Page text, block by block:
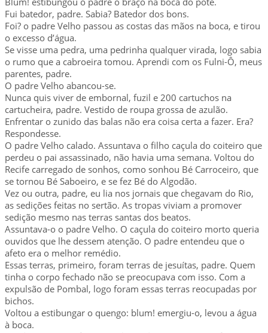
Fui batedor, padre. Sabia? Batedor dos bons.
Foi? o padre Velho passou as costas das mãos na boca, e tirou
o excesso d’água.
Se visse uma pedra, uma pedrinha qualquer virada, logo sabia
o rumo que a cabroeira tomou. Aprendi com os Fulni-Ô, meus
parentes, padre.
O padre Velho abancou-se.
Nunca quis viver de embornal, fuzil e 200 cartuchos na
cartucheira, padre. Vestido de roupa grossa de azulão.
Enfrentar o zunido das balas não era coisa certa a fazer. Era?
Respondesse.
O padre Velho calado. Assuntava o filho caçula do coiteiro que
perdeu o pai assassinado, não havia uma semana. Voltou do
Recife carregado de sonhos, como sonhou Bé Carroceiro, que
se tornou Bé Saboeiro, e se fez Bé do Algodão.
Vez ou outra, padre, eu lia nos jornais que chegavam do Rio,
as sedições feitas no sertão. As tropas viviam a promover
sedição mesmo nas terras santas dos beatos.
Assuntava-o o padre Velho. O caçula do coiteiro morto queria
ouvidos que lhe dessem atenção. O padre entendeu que o
afeto era o melhor remédio.
Essas terras, primeiro, foram terras de jesuítas, padre. Quem
tinha o corpo fechado não se preocupava com isso. Com a
expulsão de Pombal, logo foram essas terras reocupadas por
bichos.
Voltou a estibungar o quengo: blum! emergiu-o, levou a água
à boca.